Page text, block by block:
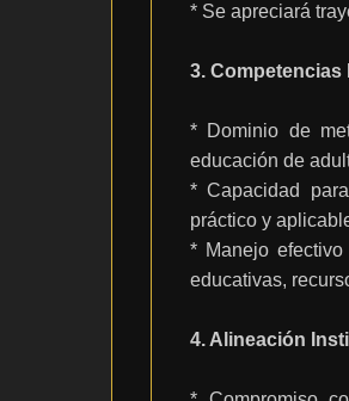
* Se apreciará
3. Competencias
* Dominio de
educación de
* Capacidad
práctico y
* Manejo
educativas,
4. Alineación